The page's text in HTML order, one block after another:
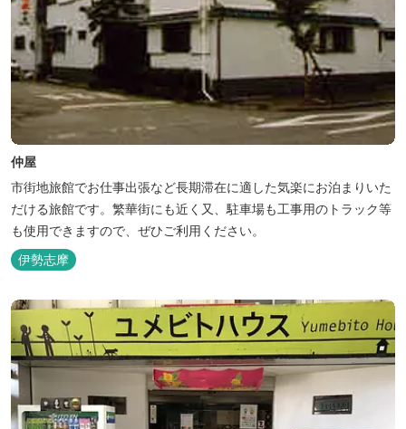
仲屋
市街地旅館でお仕事出張など長期滞在に適した気楽にお泊まりいた
だける旅館です。繁華街にも近く又、駐車場も工事用のトラック等
も使用できますので、ぜひご利用ください。
伊勢志摩